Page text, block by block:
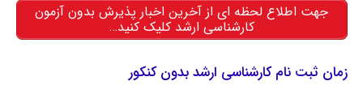
جهت اطلاع لحظه ای از آخرین اخبار پذیرش بدون آزمون
کارشناسی ارشد کلیک کنید…
زمان ثبت نام کارشناسی ارشد بدون کنکور